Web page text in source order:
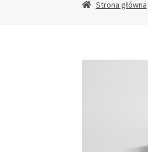
Strona główna